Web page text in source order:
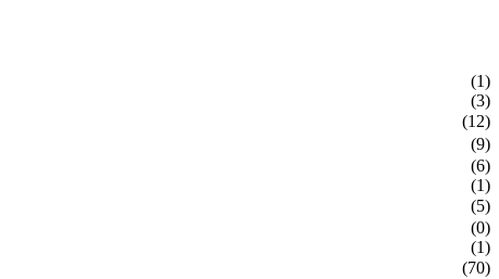
(1)
(3)
(12)
(9)
(6)
(1)
(5)
(0)
(1)
(70)